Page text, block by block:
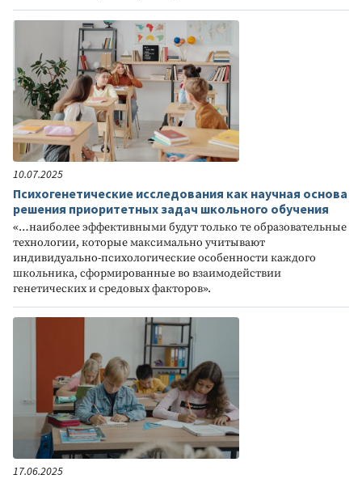
10.07.2025
Психогенетические исследования как научная основа
решения приоритетных задач школьного обучения
«…наиболее эффективными будут только те образовательные
технологии, которые максимально учитывают
индивидуально-психологические особенности каждого
школьника, сформированные во взаимодействии
генетических и средовых факторов».
17.06.2025